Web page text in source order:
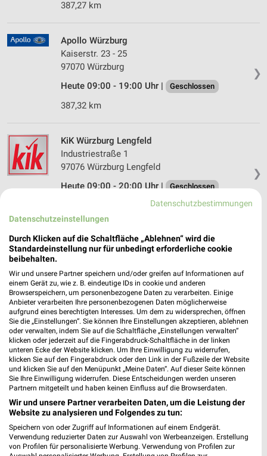
387,27 km
❯
Apollo Würzburg
Kaiserstr. 23 - 25
97070 Würzburg
Heute 09:00 - 19:00 Uhr |
Geschlossen
387,32 km
❯
KiK Würzburg Lengfeld
Industriestraße 1
97076 Würzburg Lengfeld
Heute 09:00 - 20:00 Uhr | Geschlossen
384,47 km • Angebote: 1 Prospekt
KiK Hoechberg
Leibnitzstraße 2
Heute 09:00 - 19:00 Uhr | Geschlossen
392,59 km • Angebote: 1 Prospekt
Gebrüder Götz Würzburg - Zellerau
Mainaustraße 53
97082 Würzburg - Zellerau
Heute 10:00 - 19:00 Uhr | Geschlossen
389,19 km
Takko Fashion Höchberg
Datenschutzbestimmungen
Datenschutzeinstellungen
Durch Klicken auf die Schaltfläche „Ablehnen“ wird die
Standardeinstellung nur für unbedingt erforderliche cookie
beibehalten.
Wir und unsere Partner speichern und/oder greifen auf Informationen auf
einem Gerät zu, wie z. B. eindeutige IDs in cookie und anderen
Browserspeichern, um personenbezogene Daten zu verarbeiten. Einige
Anbieter verarbeiten Ihre personenbezogenen Daten möglicherweise
aufgrund eines berechtigten Interesses. Um dem zu widersprechen, öffnen
Sie die „Einstellungen“. Sie können Ihre Einstellungen akzeptieren, ablehnen
oder verwalten, indem Sie auf die Schaltfläche „Einstellungen verwalten“
klicken oder jederzeit auf die Fingerabdruck-Schaltfläche in der linken
unteren Ecke der Website klicken. Um Ihre Einwilligung zu widerrufen,
klicken Sie auf den Fingerabdruck oder den Link in der Fußzeile der Website
und klicken Sie auf den Menüpunkt „Meine Daten“. Auf dieser Seite können
Sie Ihre Einwilligung widerrufen. Diese Entscheidungen werden unseren
Partnern mitgeteilt und haben keinen Einfluss auf die Browserdaten.
Wir und unsere Partner verarbeiten Daten, um die Leistung der
Website zu analysieren und Folgendes zu tun:
Speichern von oder Zugriff auf Informationen auf einem Endgerät.
Verwendung reduzierter Daten zur Auswahl von Werbeanzeigen. Erstellung
von Profilen für personalisierte Werbung. Verwendung von Profilen zur